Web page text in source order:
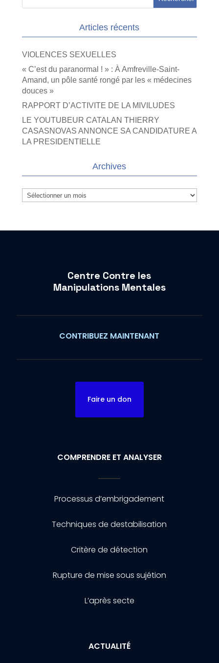
Articles récents
VIOLENCES SEXUELLES
« C’est du paranormal ! » : À Amfreville-Saint-
Amand, un pôle santé rongé par les « médecines
douces »
RAPPORT D’ACTIVITE DE LA MIVILUDES
LE YOUTUBEUR CATALAN THIERRY
CASASNOVAS ANNONCE SA CANDIDATURE A
LA PRESIDENTIELLE
Archives
Archives
Centre Contre les
Manipulations Mentales
CONTRIBUEZ MAINTENANT
Faire un don
COMPRENDRE ET ANALYSER
Processus d’embrigadement
Techniques de destabilisation
Critère de détection
Rupture de mise sous sujétion
L’après secte
ACTUALITÉ